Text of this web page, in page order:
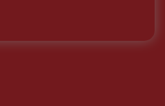
làm đại lý vui lòng liên hệ